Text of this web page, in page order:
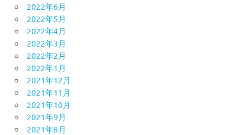
2022年6月
2022年5月
2022年4月
2022年3月
2022年2月
2022年1月
2021年12月
2021年11月
2021年10月
2021年9月
2021年8月